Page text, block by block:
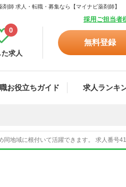
師 求人・転職・募集なら【マイナビ薬剤師】
採用ご担当者
求人
0
無料登録
お役立ちガイド 求人ランキ
地域に根付いて活躍できます。 求人番号